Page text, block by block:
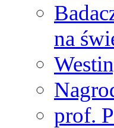
na
prof.